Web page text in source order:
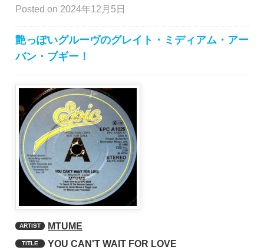
Posted on 2024年12月5日
艶っぽいグルーヴのグレイト・ミディアム・アー
バン・ブギー！
ARTIST MTUME
TITLE YOU CAN'T WAIT FOR LOVE